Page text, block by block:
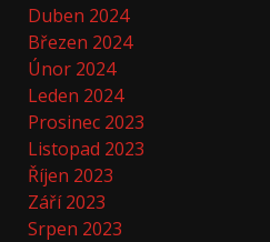
Duben 2024
Březen 2024
Únor 2024
Leden 2024
Prosinec 2023
Listopad 2023
Říjen 2023
Září 2023
Srpen 2023